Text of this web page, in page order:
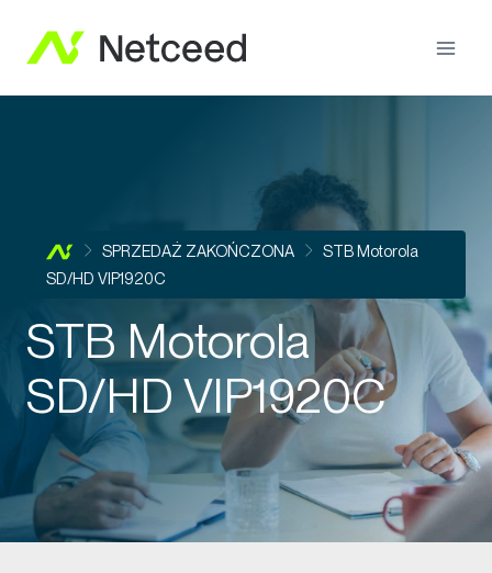
SPRZEDAŻ ZAKOŃCZONA
STB Motorola
SD/HD VIP1920C
STB Motorola
SD/HD VIP1920C